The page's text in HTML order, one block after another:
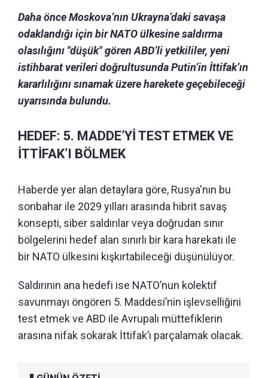
Daha önce Moskova’nın Ukrayna’daki savaşa
odaklandığı için bir NATO ülkesine saldırma
olasılığını "düşük" gören ABD’li yetkililer, yeni
istihbarat verileri doğrultusunda Putin’in İttifak’ın
kararlılığını sınamak üzere harekete geçebileceği
uyarısında bulundu.
HEDEF: 5. MADDE’Yİ TEST ETMEK VE
İTTİFAK’I BÖLMEK
Haberde yer alan detaylara göre, Rusya'nın bu
sonbahar ile 2029 yılları arasında hibrit savaş
konsepti, siber saldırılar veya doğrudan sınır
bölgelerini hedef alan sınırlı bir kara harekatı ile
bir NATO ülkesini kışkırtabileceği düşünülüyor.
Saldırının ana hedefi ise NATO’nun kolektif
savunmayı öngören 5. Maddesi’nin işlevselliğini
test etmek ve ABD ile Avrupalı müttefiklerin
arasına nifak sokarak İttifak’ı parçalamak olacak.